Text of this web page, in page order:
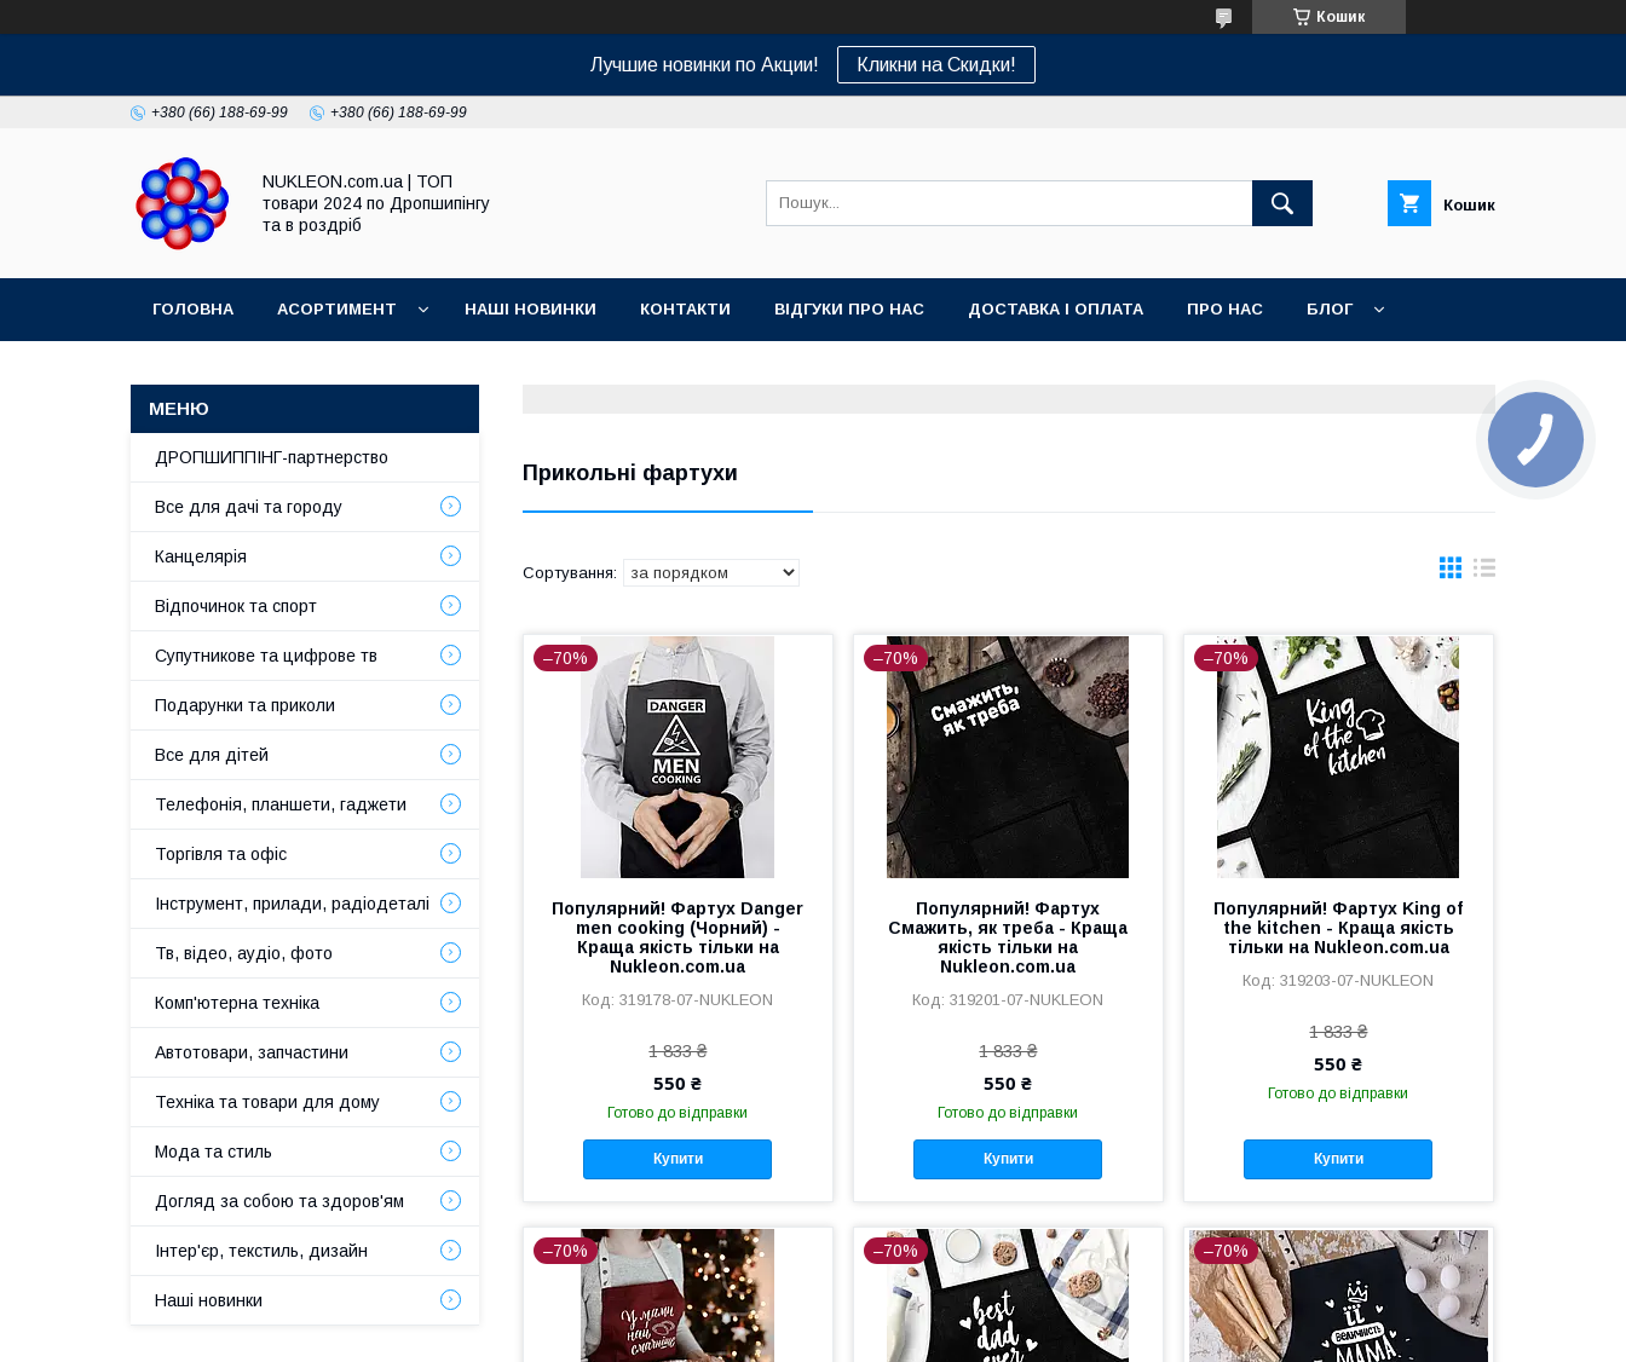
Кошик
Лучшие новинки по Акции! Кликни на Скидки!
+380 (66) 188-69-99 +380 (66) 188-69-99
NUKLEON.com.ua | ТОП
товари 2024 по Дропшипінгу
та в роздріб
Кошик
ГОЛОВНА АСОРТИМЕНТ НАШІ НОВИНКИ КОНТАКТИ ВІДГУКИ ПРО НАС ДОСТАВКА І ОПЛАТА ПРО НАС БЛОГ
Прикольні фартухи
–70%
Популярний! Фартух Danger
men cooking (Чорний) -
Краща якість тільки на
Nukleon.com.ua
319178-07-NUKLEON
1 833 ₴
550 ₴
Готово до відправки
Купити
–70%
Популярний! Фартух
Смажить, як треба - Краща
якість тільки на
Nukleon.com.ua
319201-07-NUKLEON
1 833 ₴
550 ₴
Готово до відправки
Купити
–70%
Популярний! Фартух King of
the kitchen - Краща якість
тільки на Nukleon.com.ua
319203-07-NUKLEON
1 833 ₴
550 ₴
Готово до відправки
Купити
–70% –70% –70%
ДРОПШИППІНГ-партнерство
Все для дачі та городу
Канцелярія
Відпочинок та спорт
Супутникове та цифрове тв
Подарунки та приколи
Все для дітей
Телефонія, планшети, гаджети
Торгівля та офіс
Інструмент, прилади, радіодеталі
Тв, відео, аудіо, фото
Комп'ютерна техніка
Автотовари, запчастини
Техніка та товари для дому
Мода та стиль
Догляд за собою та здоров'ям
Інтер'єр, текстиль, дизайн
Наші новинки